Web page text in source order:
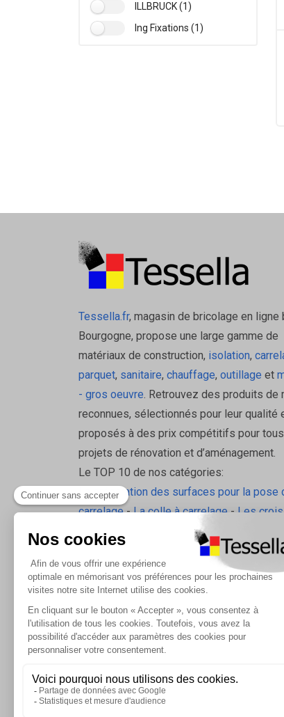
ILLBRUCK (1)
Ing Fixations (1)
Tessella.fr, magasin de bricolage en ligne
Bourgogne, propose une large gamme de
matériaux de construction, isolation,
parquet, sanitaire, chauffage, outillage et
- gros oeuvre . Retrouvez des produits de
reconnues, sélectionnés pour leur qualité
proposés à des prix compétitifs pour
projets de rénovation et d’aménagement.
Le TOP 10 de nos catégories:
La préparation des surfaces pour la pose
carrelage-La colle à carrelage- Les
pavilift
Le carrelage sol intérieur
Les
-L'isolation
Les accessoires d'isolation
Radiateurs
Les tablettes de douche